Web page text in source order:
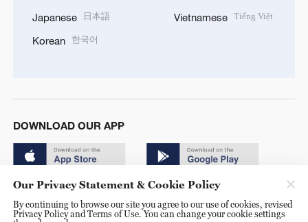
Japanese 日本語
Korean 한국어
Vietnamese Tiếng Việt
DOWNLOAD OUR APP
Our Privacy Statement & Cookie Policy
By continuing to browse our site you agree to our use of cookies, revised
Privacy Policy and Terms of Use. You can change your cookie settings